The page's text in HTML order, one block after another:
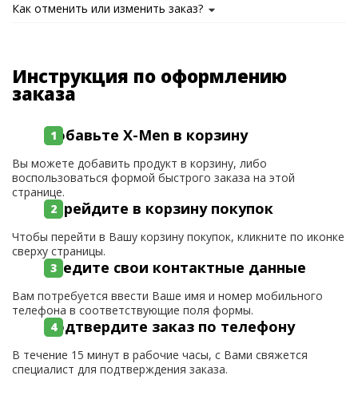
Как отменить или изменить заказ?
Инструкция по оформлению
заказа
Добавьте X-Men в корзину
Вы можете добавить продукт в корзину, либо
воспользоваться формой быстрого заказа на этой
странице.
Перейдите в корзину покупок
Чтобы перейти в Вашу корзину покупок, кликните по иконке
сверху страницы.
Введите свои контактные данные
Вам потребуется ввести Ваше имя и номер мобильного
телефона в соответствующие поля формы.
Подтвердите заказ по телефону
В течение 15 минут в рабочие часы, с Вами свяжется
специалист для подтверждения заказа.